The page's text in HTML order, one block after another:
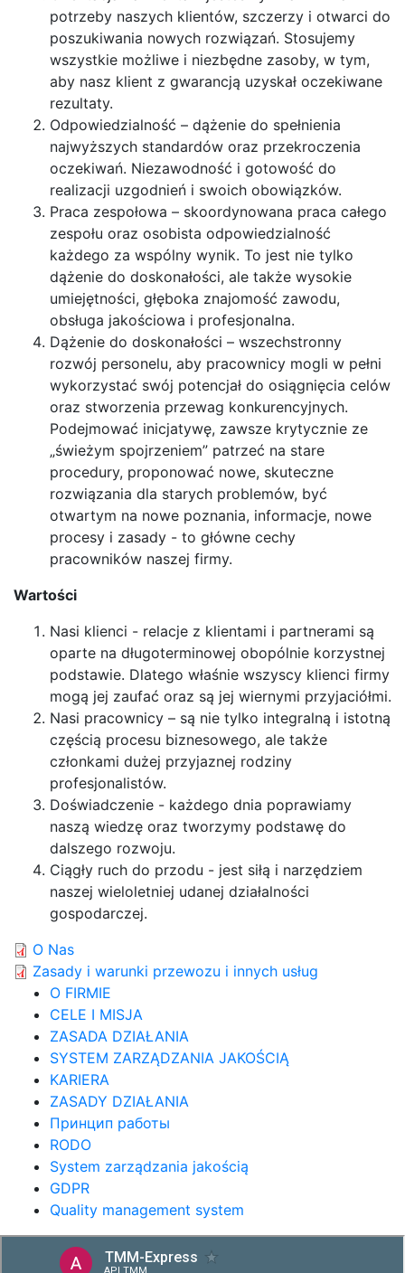
potrzeby naszych klientów, szczerzy i otwarci do
poszukiwania nowych rozwiązań. Stosujemy
wszystkie możliwe i niezbędne zasoby, w tym,
aby nasz klient z gwarancją uzyskał oczekiwane
rezultaty.
Odpowiedzialność – dążenie do spełnienia
najwyższych standardów oraz przekroczenia
oczekiwań. Niezawodność i gotowość do
realizacji uzgodnień i swoich obowiązków.
Praca zespołowa – skoordynowana praca całego
zespołu oraz osobista odpowiedzialność
każdego za wspólny wynik. To jest nie tylko
dążenie do doskonałości, ale także wysokie
umiejętności, głęboka znajomość zawodu,
obsługa jakościowa i profesjonalna.
Dążenie do doskonałości – wszechstronny
rozwój personelu, aby pracownicy mogli w pełni
wykorzystać swój potencjał do osiągnięcia celów
oraz stworzenia przewag konkurencyjnych.
Podejmować inicjatywę, zawsze krytycznie ze
„świeżym spojrzeniem” patrzeć na stare
procedury, proponować nowe, skuteczne
rozwiązania dla starych problemów, być
otwartym na nowe poznania, informacje, nowe
procesy i zasady - to główne cechy
pracowników naszej firmy.
Wartości
Nasi klienci - relacje z klientami i partnerami są
oparte na długoterminowej obopólnie korzystnej
podstawie. Dlatego właśnie wszyscy klienci firmy
mogą jej zaufać oraz są jej wiernymi przyjaciółmi.
Nasi pracownicy – są nie tylko integralną i istotną
częścią procesu biznesowego, ale także
członkami dużej przyjaznej rodziny
profesjonalistów.
Doświadczenie - każdego dnia poprawiamy
naszą wiedzę oraz tworzymy podstawę do
dalszego rozwoju.
Ciągły ruch do przodu - jest siłą i narzędziem
naszej wieloletniej udanej działalności
gospodarczej.
O Nas
Zasady i warunki przewozu i innych usług
O FIRMIE
CELE I MISJA
ZASADA DZIAŁANIA
SYSTEM ZARZĄDZANIA JAKOŚCIĄ
KARIERA
ZASADY DZIAŁANIA
Принцип работы
RODO
System zarządzania jakością
GDPR
Quality management system